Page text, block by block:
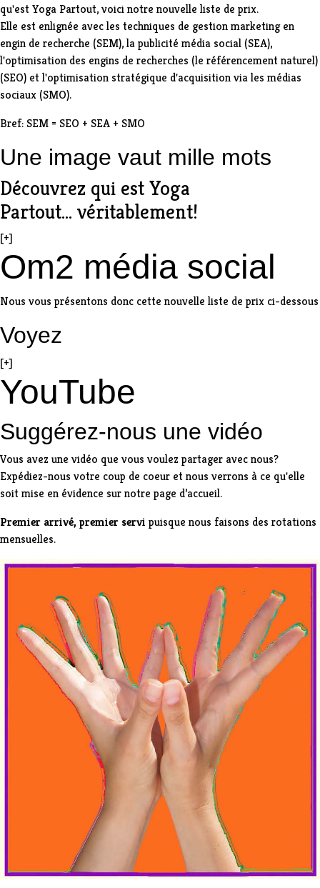
qu'est Yoga Partout, voici notre nouvelle liste de prix.
Elle est enlignée avec les techniques de gestion marketing en
engin de recherche (SEM), la publicité média social (SEA),
l'optimisation des engins de recherches (le référencement naturel)
(SEO) et l'optimisation stratégique d'acquisition via les médias
sociaux (SMO).
Bref: SEM = SEO + SEA + SMO
Une image vaut mille mots
Découvrez qui est Yoga
Partout... véritablement!
[+]
Om2 média social
Nous vous présentons donc cette nouvelle liste de prix ci-dessous
Voyez
[+]
YouTube
Suggérez-nous une vidéo
Vous avez une vidéo que vous voulez partager avec nous?
Expédiez-nous votre coup de coeur et nous verrons à ce qu'elle
soit mise en évidence sur notre page d’accueil.
Premier arrivé, premier servi puisque nous faisons des rotations
mensuelles.